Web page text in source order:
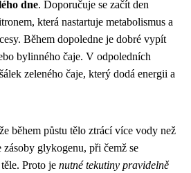
dne. Doporučuje se začít den
která nastartuje metabolismus a
Během dopoledne je dobré vypít
bylinného čaje. V odpoledních
zeleného čaje, který dodá energii a
během půstu tělo ztrácí více vody než
glykogenu, při čemž se
Proto je nutné tekutiny pravidelně